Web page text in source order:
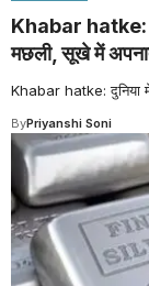
Khabar hatke:
मछली, सूखे में
Khabar hatke: दुनिया
ByPriyanshi Soni